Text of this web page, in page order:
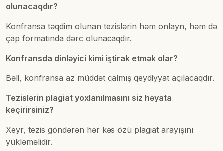
olunacaqdır?
Konfransa təqdim olunan tezislərin həm onlayn, həm də
çap formatında dərc olunacaqdır.
Konfransda dinləyici kimi iştirak etmək olar?
Bəli, konfransa az müddət qalmış qeydiyyat açılacaqdır.
Tezislərin plagiat yoxlanılmasını siz həyata
keçirirsiniz?
Xeyr, tezis göndərən hər kəs özü plagiat arayışını
yükləməlidir.